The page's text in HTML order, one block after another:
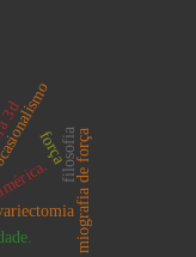
3d miografia de força
forçafilosofia